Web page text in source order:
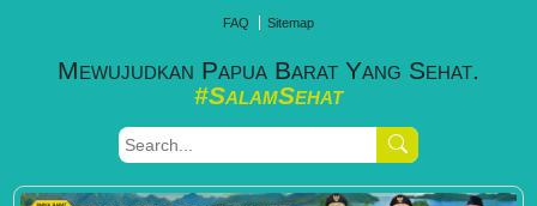
FAQ Sitemap
Mewujudkan Papua Barat Yang Sehat.
#SalamSehat